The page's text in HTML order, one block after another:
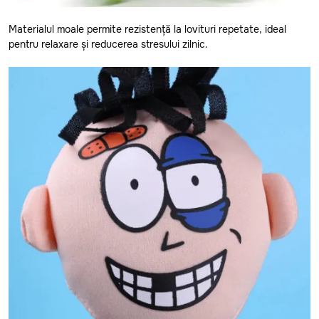
Materialul moale permite rezistență la lovituri repetate, ideal
pentru relaxare și reducerea stresului zilnic.
Hincesti
Ialoveni
Rezina
Riscani
Singerei
Soldanesti